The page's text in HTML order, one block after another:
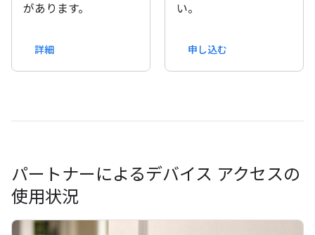
があります。
詳細
い。
申し込む
パートナーによるデバイス アクセスの
使用状況